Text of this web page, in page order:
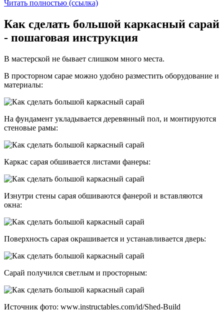
Читать полностью (ссылка)
Как сделать большой каркасный сарай
- пошаговая инструкция
В мастерской не бывает слишком много места.
В просторном сарае можно удобно разместить оборудование и
материалы:
На фундамент укладывается деревянный пол, и монтируются
стеновые рамы:
Каркас сарая обшивается листами фанеры:
Изнутри стены сарая обшиваются фанерой и вставляются
окна:
Поверхность сарая окрашивается и устанавливается дверь:
Сарай получился светлым и просторным:
Источник фото: www.instructables.com/id/Shed-Build